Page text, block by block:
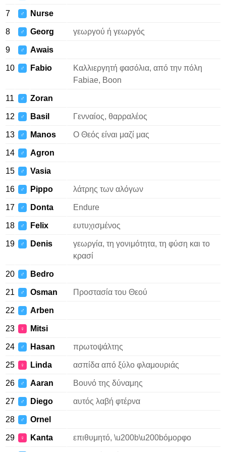
7 ♂ Nurse
8 ♂ Georg γεωργού ή γεωργός
9 ♂ Awais
10 ♂ Fabio
Καλλιεργητή φασόλια, από την πόλη
Fabiae, Boon
11 ♂ Zoran
12 ♂ Basil Γενναίος, θαρραλέος
13 ♂ Manos Ο Θεός είναι μαζί μας
14 ♂ Agron
15 ♂ Vasia
16 ♂ Pippo λάτρης των αλόγων
17 ♂ Donta Endure
18 ♂ Felix ευτυχισμένος
19 ♂ Denis
γεωργία, τη γονιμότητα, τη φύση και το
κρασί
20 ♂ Bedro
21 ♂ Osman Προστασία του Θεού
22 ♂ Arben
23 ♀ Mitsi
24 ♂ Hasan πρωτοψάλτης
25 ♀ Linda ασπίδα από ξύλο φλαμουριάς
26 ♂ Aaran Βουνό της δύναμης
27 ♂ Diego αυτός λαβή φτέρνα
28 ♂ Ornel
29 ♀ Kanta επιθυμητό, \u200b\u200bόμορφο